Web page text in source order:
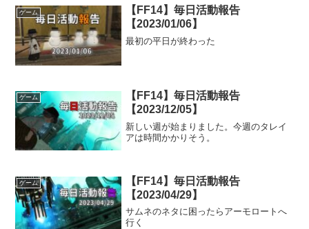
ゲーム
【FF14】毎日活動報告
【2023/01/06】
最初の平日が終わった
ゲーム
【FF14】毎日活動報告
【2023/12/05】
新しい週が始まりました。今週のタレイ
アは時間かかりそう。
ゲーム
【FF14】毎日活動報告
【2023/04/29】
サムネのネタに困ったらアーモロートへ
行く